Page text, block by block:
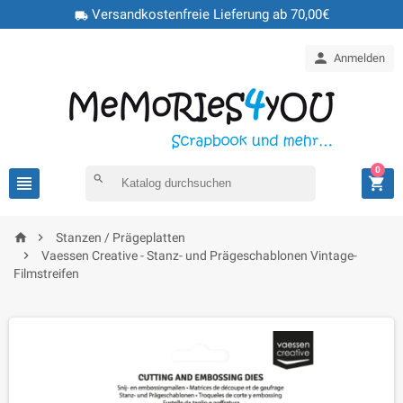
local_shippingVersandkostenfreie Lieferung ab 70,00€
 Anmelden
 search 
0
 
Stanzen / Prägeplatten

Vaessen Creative - Stanz- und Prägeschablonen Vintage-
Filmstreifen